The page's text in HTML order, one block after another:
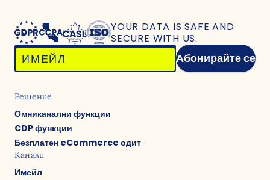
YOUR DATA IS SAFE AND
SECURE WITH US.
Абонирайте се
Решение
Омниканални функции
CDP функции
Безплатен eCommerce одит
Канали
Имейл